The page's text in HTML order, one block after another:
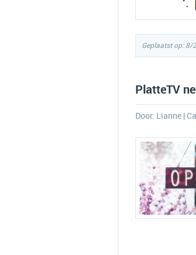
Geplaatst op: 8/
PlatteTV
Door: Lianne |